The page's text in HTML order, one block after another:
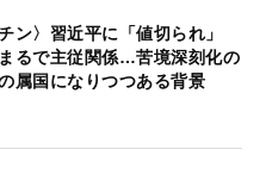
ン〉習近平に「値切られ」
まるで主従関係…苦境深刻化の
属国になりつつある背景